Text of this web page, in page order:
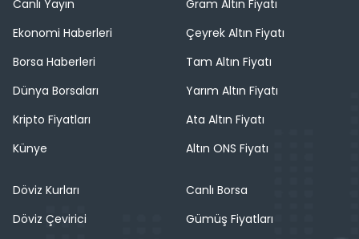
Canlı Yayın
Ekonomi Haberleri
Borsa Haberleri
Dünya Borsaları
Kripto Fiyatları
Künye
Gram Altın Fiyatı
Çeyrek Altın Fiyatı
Tam Altın Fiyatı
Yarım Altın Fiyatı
Ata Altın Fiyatı
Altın ONS Fiyatı
Döviz Kurları
Döviz Çevirici
Canlı Borsa
Gümüş Fiyatları